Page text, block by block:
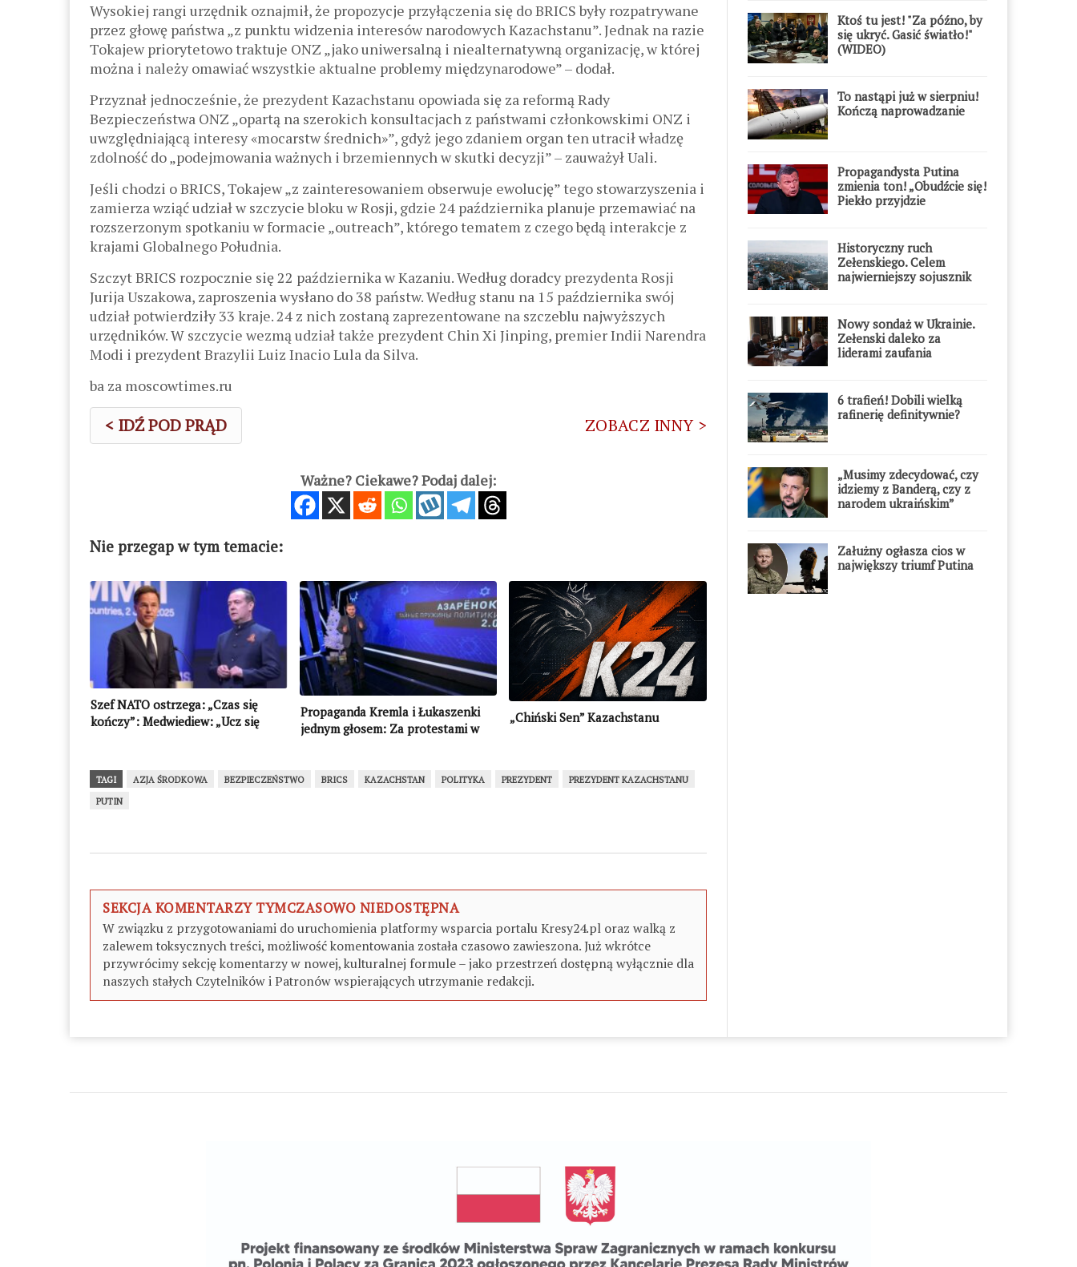
Wysokiej rangi urzędnik oznajmił, że propozycje przyłączenia się do BRICS były rozpatrywane
przez głowę państwa „z punktu widzenia interesów narodowych Kazachstanu”. Jednak na razie
Tokajew priorytetowo traktuje ONZ „jako uniwersalną i niealternatywną organizację, w której
można i należy omawiać wszystkie aktualne problemy międzynarodowe” – dodał.
Przyznał jednocześnie, że prezydent Kazachstanu opowiada się za reformą Rady
Bezpieczeństwa ONZ „opartą na szerokich konsultacjach z państwami członkowskimi ONZ i
uwzględniającą interesy «mocarstw średnich»”, gdyż jego zdaniem organ ten utracił władzę
zdolność do „podejmowania ważnych i brzemiennych w skutki decyzji” – zauważył Uali.
Jeśli chodzi o BRICS, Tokajew „z zainteresowaniem obserwuje ewolucję” tego stowarzyszenia i
zamierza wziąć udział w szczycie bloku w Rosji, gdzie 24 października planuje przemawiać na
rozszerzonym spotkaniu w formacie „outreach”, którego tematem z czego będą interakcje z
krajami Globalnego Południa.
Szczyt BRICS rozpocznie się 22 października w Kazaniu. Według doradcy prezydenta Rosji
Jurija Uszakowa, zaproszenia wysłano do 38 państw. Według stanu na 15 października swój
udział potwierdziły 33 kraje. 24 z nich zostaną zaprezentowane na szczeblu najwyższych
urzędników. W szczycie wezmą udział także prezydent Chin Xi Jinping, premier Indii Narendra
Modi i prezydent Brazylii Luiz Inacio Lula da Silva.
ba za moscowtimes.ru
< IDŹ POD PRĄD ZOBACZ INNY >
Ważne? Ciekawe? Podaj dalej:
Nie przegap w tym temacie:
Szef NATO ostrzega: „Czas się
kończy”: Medwiediew: „Ucz się
Propaganda Kremla i Łukaszenki
jednym głosem: Za protestami w
(WIDEO)
„Chiński Sen” Kazachstanu
TAGI AZJA ŚRODKOWA BEZPIECZEŃSTWO BRICS KAZACHSTAN POLITYKA PREZYDENT
PREZYDENT KAZACHSTANU
PUTIN
SEKCJA KOMENTARZY TYMCZASOWO NIEDOSTĘPNA
W związku z przygotowaniami do uruchomienia platformy wsparcia portalu Kresy24.pl oraz walką z
zalewem toksycznych treści, możliwość komentowania została czasowo zawieszona. Już wkrótce
przywrócimy sekcję komentarzy w nowej, kulturalnej formule – jako przestrzeń dostępną wyłącznie dla
naszych stałych Czytelników i Patronów wspierających utrzymanie redakcji.
Ktoś tu jest! "Za późno, by
się ukryć. Gasić światło!"
(WIDEO)
To nastąpi już w sierpniu!
Kończą naprowadzanie
Propagandysta Putina
zmienia ton! „Obudźcie się!
Piekło przyjdzie
Historyczny ruch
Zełenskiego. Celem
najwierniejszy sojusznik
Nowy sondaż w Ukrainie.
Zełenski daleko za
liderami zaufania
6 trafień! Dobili wielką
rafinerię definitywnie?
„Musimy zdecydować, czy
idziemy z Banderą, czy z
narodem ukraińskim”
Załużny ogłasza cios w
największy triumf Putina